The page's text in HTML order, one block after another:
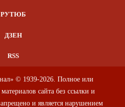
РУТЮБ
ДЗЕН
RSS
© 1939-2026. Полное или
сайта без ссылки и
и является нарушением